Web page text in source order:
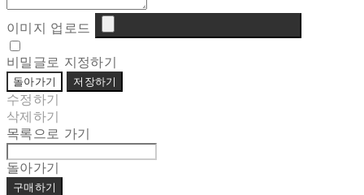
이미지 업로드
비밀글로 지정하기
돌아가기 저장하기
수정하기
삭제하기
목록으로 가기
돌아가기
구매하기